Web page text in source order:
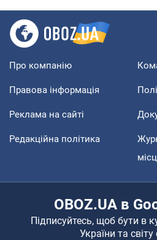
Про компанію
Правова інформація
Реклама на сайті
Редакційна політика
OBOZ.UA в
Підписуйтесь, щоб бути в
України та світу